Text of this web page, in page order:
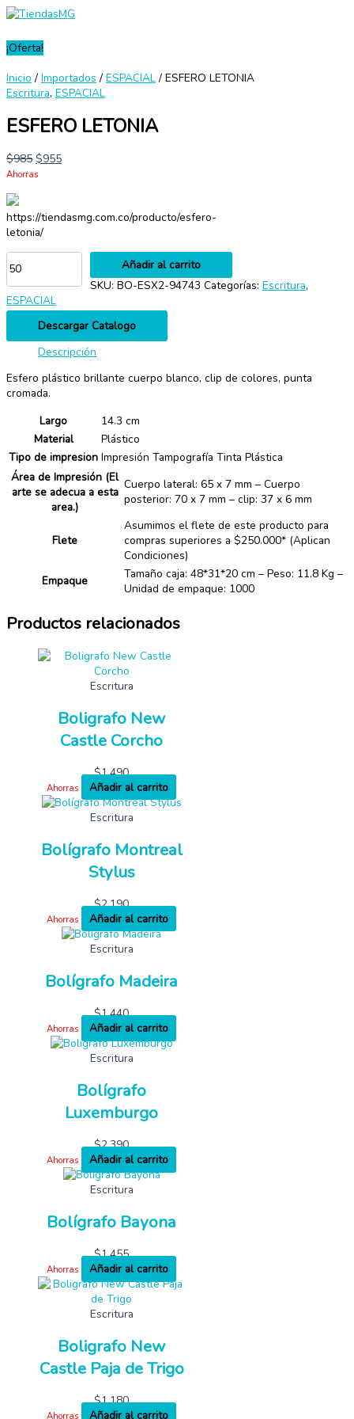
Ir
al
contenido
principal
¡Oferta!
Inicio / Importados / ESPACIAL / ESFERO LETONIA
Escritura, ESPACIAL
ESFERO LETONIA
$985 $955
Ahorras
https://tiendasmg.com.co/producto/esfero-
letonia/
ESFERO
LETONIA
cantidad
Añadir al carrito
SKU: BO-ESX2-94743 Categorías: Escritura,
ESPACIAL
Descargar Catalogo
Descripción
Esfero plástico brillante cuerpo blanco, clip de colores, punta
cromada.
Largo
14.3 cm
Material
Plástico
Tipo de impresion Impresión Tampografía Tinta Plástica
Área de Impresión (El
arte se adecua a esta
area.)
Cuerpo lateral: 65 x 7 mm – Cuerpo
posterior: 70 x 7 mm – clip: 37 x 6 mm
Flete
Asumimos el flete de este producto para
compras superiores a $250.000* (Aplican
Condiciones)
Empaque
Tamaño caja: 48*31*20 cm – Peso: 11.8 Kg –
Unidad de empaque: 1000
Productos relacionados
Escritura
Boligrafo New
Castle Corcho
$1,490
Ahorras
Añadir al carrito
Escritura
Bolígrafo Montreal
Stylus
$2,190
Ahorras
Añadir al carrito
Escritura
Bolígrafo Madeira
$1,440
Ahorras
Añadir al carrito
Escritura
Bolígrafo
Luxemburgo
$2,390
Ahorras
Añadir al carrito
Escritura
Bolígrafo Bayona
$1,455
Ahorras Añadir al carrito
Escritura
Boligrafo New
Castle Paja de Trigo
$1,180
Ahorras Añadir al carrito